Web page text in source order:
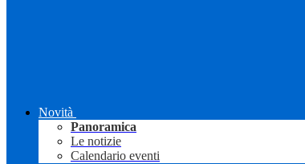
Novità
Panoramica
Le notizie
Calendario eventi